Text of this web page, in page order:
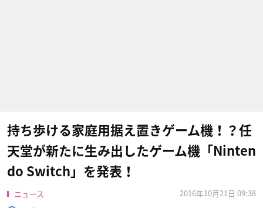
持ち歩ける家庭用据え置きゲーム機！？任
天堂が新たに生み出したゲーム機「Ninten
do Switch」を発表！
ニュース
2016年10月21日 09:38